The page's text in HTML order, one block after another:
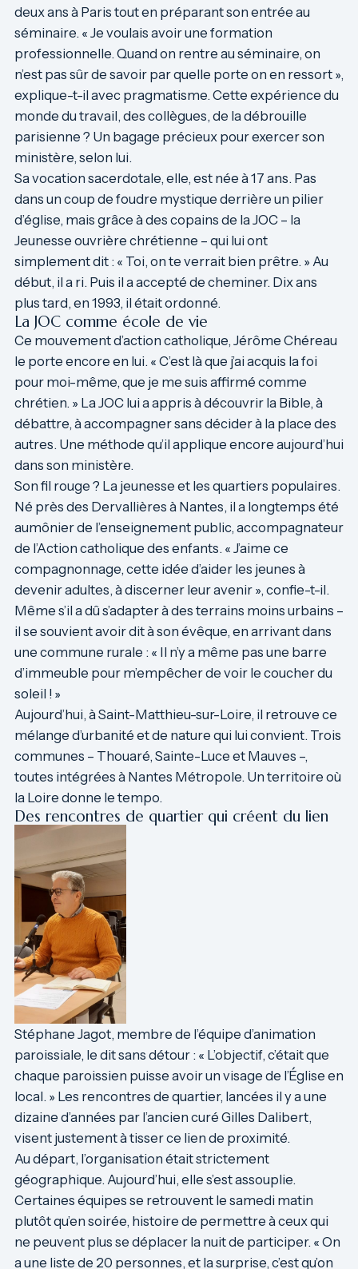
deux ans à Paris tout en préparant son entrée au
séminaire. « Je voulais avoir une formation
professionnelle. Quand on rentre au séminaire, on
n’est pas sûr de savoir par quelle porte on en ressort »,
explique-t-il avec pragmatisme. Cette expérience du
monde du travail, des collègues, de la débrouille
parisienne ? Un bagage précieux pour exercer son
ministère, selon lui.
Sa vocation sacerdotale, elle, est née à 17 ans. Pas
dans un coup de foudre mystique derrière un pilier
d’église, mais grâce à des copains de la JOC – la
Jeunesse ouvrière chrétienne – qui lui ont
simplement dit : « Toi, on te verrait bien prêtre. » Au
début, il a ri. Puis il a accepté de cheminer. Dix ans
plus tard, en 1993, il était ordonné.
La JOC comme école de vie
Ce mouvement d’action catholique, Jérôme Chéreau
le porte encore en lui. « C’est là que j’ai acquis la foi
pour moi-même, que je me suis affirmé comme
chrétien. » La JOC lui a appris à découvrir la Bible, à
débattre, à accompagner sans décider à la place des
autres. Une méthode qu’il applique encore aujourd’hui
dans son ministère.
Son fil rouge ? La jeunesse et les quartiers populaires.
Né près des Dervallières à Nantes, il a longtemps été
aumônier de l’enseignement public, accompagnateur
de l’Action catholique des enfants. « J’aime ce
compagnonnage, cette idée d’aider les jeunes à
devenir adultes, à discerner leur avenir », confie-t-il.
Même s’il a dû s’adapter à des terrains moins urbains –
il se souvient avoir dit à son évêque, en arrivant dans
une commune rurale : « Il n’y a même pas une barre
d’immeuble pour m’empêcher de voir le coucher du
soleil ! »
Aujourd’hui, à Saint-Matthieu-sur-Loire, il retrouve ce
mélange d’urbanité et de nature qui lui convient. Trois
communes – Thouaré, Sainte-Luce et Mauves –,
toutes intégrées à Nantes Métropole. Un territoire où
la Loire donne le tempo.
Des rencontres de quartier qui créent du lien
Stéphane Jagot, membre de l’équipe d’animation
paroissiale, le dit sans détour : « L’objectif, c’était que
chaque paroissien puisse avoir un visage de l’Église en
local. » Les rencontres de quartier, lancées il y a une
dizaine d’années par l’ancien curé Gilles Dalibert,
visent justement à tisser ce lien de proximité.
Au départ, l’organisation était strictement
géographique. Aujourd’hui, elle s’est assouplie.
Certaines équipes se retrouvent le samedi matin
plutôt qu’en soirée, histoire de permettre à ceux qui
ne peuvent plus se déplacer la nuit de participer. « On
a une liste de 20 personnes, et la surprise, c’est qu’on